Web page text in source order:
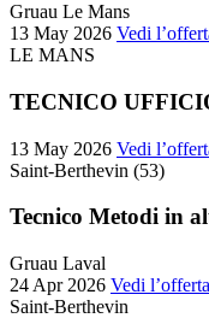
Gruau Le Mans
13 May 2026 Vedi
LE MANS
TECNICO
13 May 2026 Vedi
Saint-Berthevin (53)
Tecnico Metodi in
Gruau Laval
24 Apr 2026 Vedi l’offerta
Saint-Berthevin